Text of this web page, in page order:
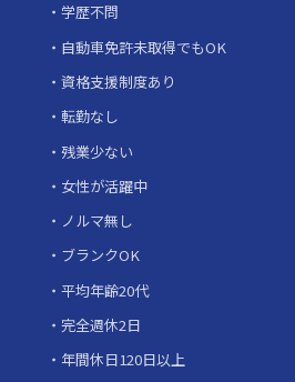
学歴不問
自動車免許未取得でもOK
資格支援制度あり
転勤なし
残業少ない
女性が活躍中
ノルマ無し
ブランクOK
平均年齢20代
完全週休2日
年間休日120日以上